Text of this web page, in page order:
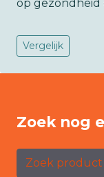
op gezondheid
Vergelijk
Zoek nog
Zoek product